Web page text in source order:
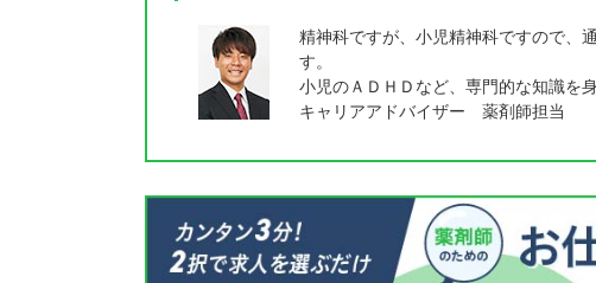
精神科ですが、小児精神科ですので、
す。
小児のＡＤＨＤなど、専門的な知識を
キャリアアドバイザー 薬剤師担当